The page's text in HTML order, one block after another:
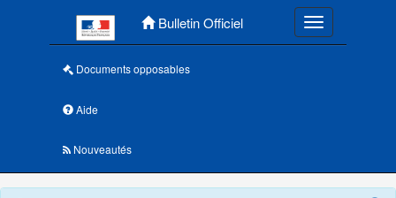
Bulletin Officiel Toggle
Documents opposables
Aide
Nouveautés